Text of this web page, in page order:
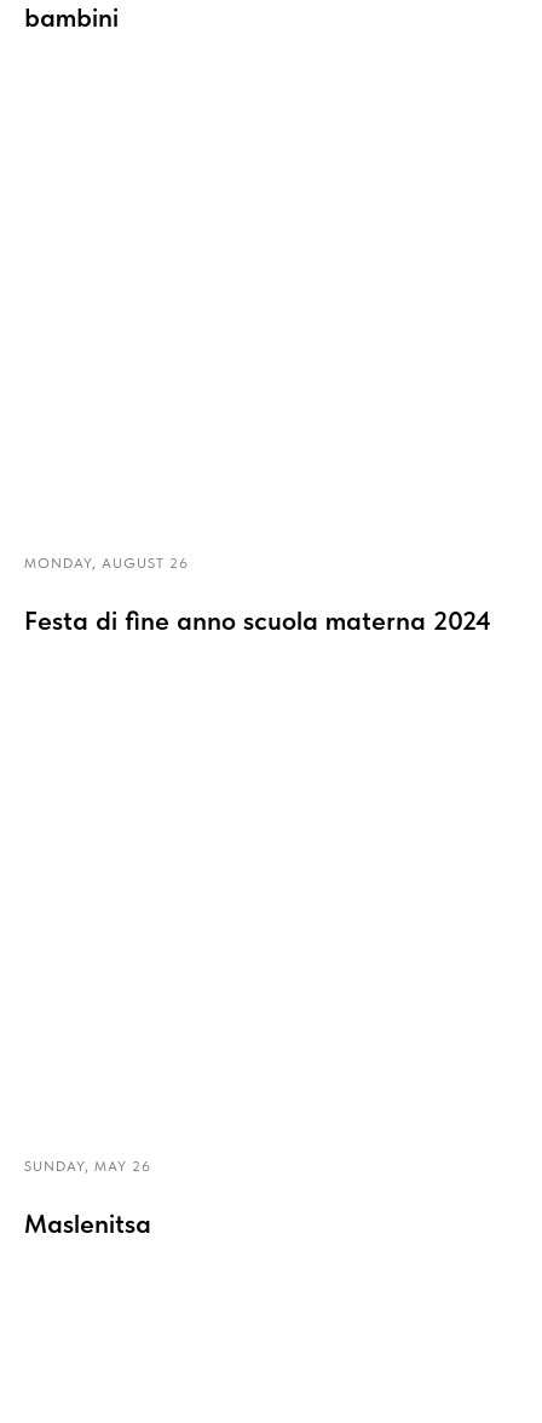
bambini
MONDAY, AUGUST 26
Festa di fine anno scuola materna 2024
SUNDAY, MAY 26
Maslenitsa